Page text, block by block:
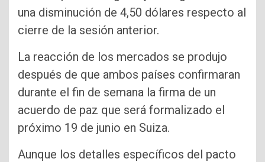
una disminución de 4,50 dólares respecto al
cierre de la sesión anterior.
La reacción de los mercados se produjo
después de que ambos países confirmaran
durante el fin de semana la firma de un
acuerdo de paz que será formalizado el
próximo 19 de junio en Suiza.
Aunque los detalles específicos del pacto